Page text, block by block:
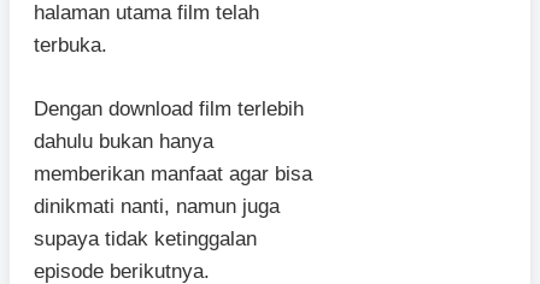
halaman utama film telah
terbuka.
Dengan download film terlebih
dahulu bukan hanya
memberikan manfaat agar bisa
dinikmati nanti, namun juga
supaya tidak ketinggalan
episode berikutnya.